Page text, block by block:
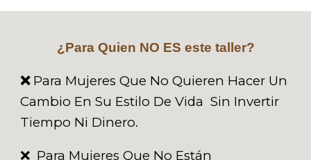
¿Para Quien NO ES este taller?
❌ Para Mujeres Que No Quieren Hacer Un
Cambio En Su Estilo De Vida Sin Invertir
Tiempo Ni Dinero.
❌ Para Mujeres Que No Están